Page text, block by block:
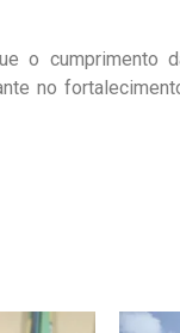
o cumprimento
no